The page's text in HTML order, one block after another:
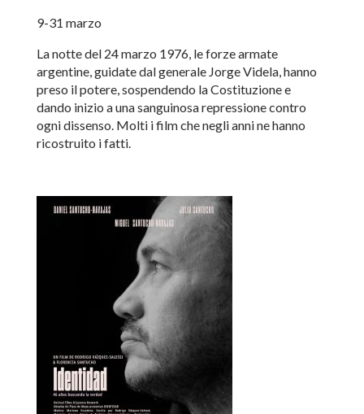
9-31 marzo
La notte del 24 marzo 1976, le forze armate
argentine, guidate dal generale Jorge Videla, hanno
preso il potere, sospendendo la Costituzione e
dando inizio a una sanguinosa repressione contro
ogni dissenso. Molti i film che negli anni ne hanno
ricostruito i fatti.